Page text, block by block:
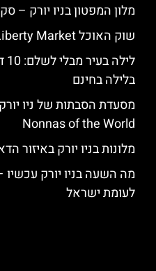
מלון המפטון בניו יורק –
שוק האוכל Gansevoort Liberty Market בניו יורק
בלילה בחינם
Nonnas of the World
מלונות בניו יורק באיזור
מה השעה בניו יורק
לעומת ישראל